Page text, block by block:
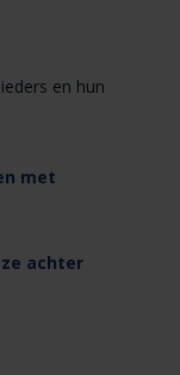
en hun
met
achter